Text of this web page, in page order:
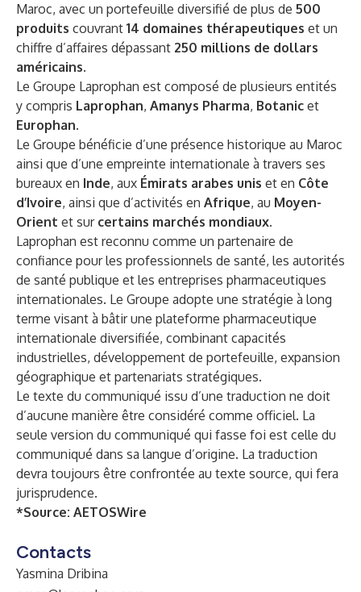
Maroc, avec un portefeuille diversifié de plus de 500
produits couvrant 14 domaines thérapeutiques et un
chiffre d’affaires dépassant 250 millions de dollars
américains.
Le Groupe Laprophan est composé de plusieurs entités
y compris Laprophan, Amanys Pharma, Botanic et
Europhan.
Le Groupe bénéficie d’une présence historique au Maroc
ainsi que d’une empreinte internationale à travers ses
bureaux en Inde, aux Émirats arabes unis et en Côte
d’Ivoire, ainsi que d’activités en Afrique, au Moyen-
Orient et sur certains marchés mondiaux.
Laprophan est reconnu comme un partenaire de
confiance pour les professionnels de santé, les autorités
de santé publique et les entreprises pharmaceutiques
internationales. Le Groupe adopte une stratégie à long
terme visant à bâtir une plateforme pharmaceutique
internationale diversifiée, combinant capacités
industrielles, développement de portefeuille, expansion
géographique et partenariats stratégiques.
Le texte du communiqué issu d’une traduction ne doit
d’aucune manière être considéré comme officiel. La
seule version du communiqué qui fasse foi est celle du
communiqué dans sa langue d’origine. La traduction
devra toujours être confrontée au texte source, qui fera
jurisprudence.
*Source: AETOSWire
Contacts
Yasmina Dribina